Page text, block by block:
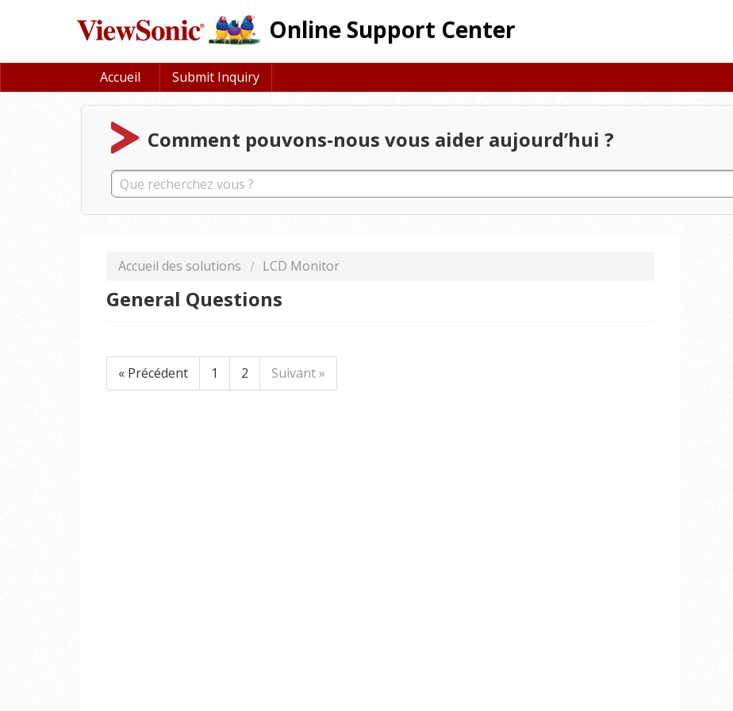
Online Support Center
Accueil Submit Inquiry
Comment pouvons-nous vous aider aujourd’hui ?
Accueil des solutions LCD Monitor
General Questions
« Précédent 1 2 Suivant »